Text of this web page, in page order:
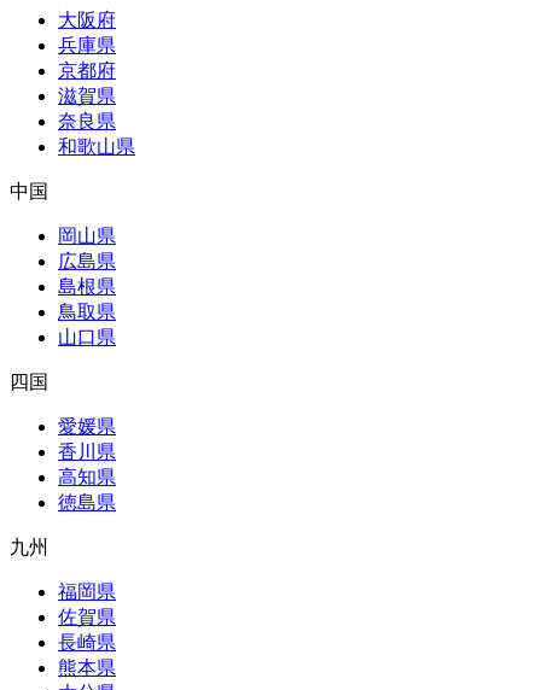
大阪府
兵庫県
京都府
滋賀県
奈良県
和歌山県
中国
岡山県
広島県
島根県
鳥取県
山口県
四国
愛媛県
香川県
高知県
徳島県
九州
福岡県
佐賀県
長崎県
熊本県